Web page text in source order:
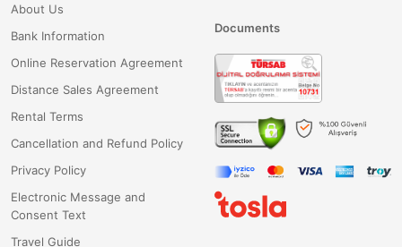
About Us
Bank Information
Online Reservation Agreement
Distance Sales Agreement
Rental Terms
Cancellation and Refund Policy
Privacy Policy
Electronic Message and
Consent Text
Travel Guide
Documents